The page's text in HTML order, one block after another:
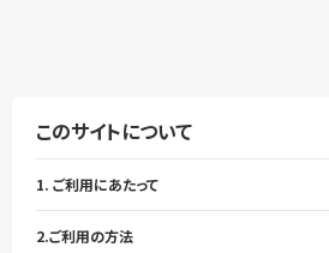
このサイトについて
1. ご利用にあたって
2.ご利用の方法